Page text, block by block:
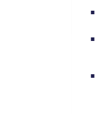
■
■
■